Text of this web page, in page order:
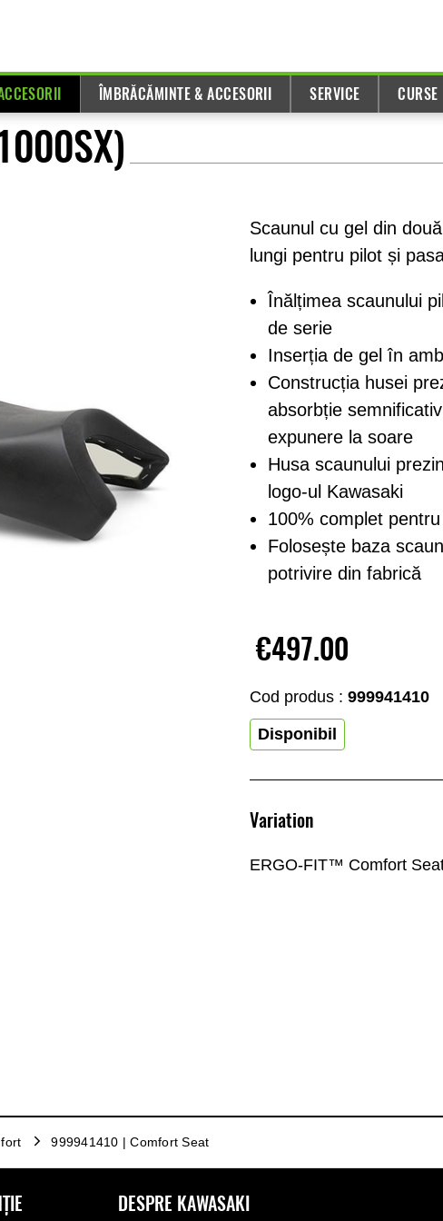
ÎMBRĂCĂMINTE & ACCESORII SERVICE CURSE
Scaunul cu gel din
lungi pentru pilot și
Înălțimea scaunului
de serie
Inserția de gel în
Construcția husei
absorbție
expunere la soare
Husa scaunului
logo-ul Kawasaki
100% complet
Folosește baza
potrivire din fabrică
€497.00
Cod produs : 999941410
Disponibil
Variation
ERGO-FIT™ Comfort
999941410 | Comfort Seat
DESPRE KAWASAKI